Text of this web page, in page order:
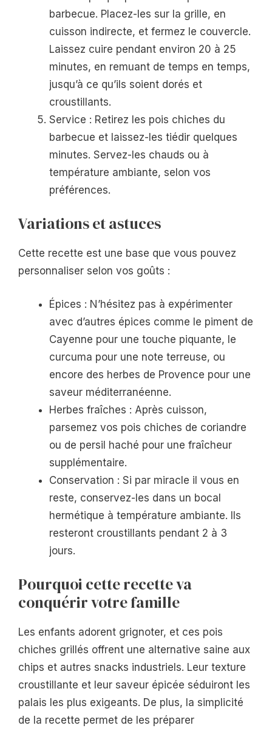
barbecue. Placez-les sur la grille, en
cuisson indirecte, et fermez le couvercle.
Laissez cuire pendant environ 20 à 25
minutes, en remuant de temps en temps,
jusqu’à ce qu’ils soient dorés et
croustillants.
Service : Retirez les pois chiches du
barbecue et laissez-les tiédir quelques
minutes. Servez-les chauds ou à
température ambiante, selon vos
préférences.
Variations et astuces
Cette recette est une base que vous pouvez
personnaliser selon vos goûts :
Épices : N’hésitez pas à expérimenter
avec d’autres épices comme le piment de
Cayenne pour une touche piquante, le
curcuma pour une note terreuse, ou
encore des herbes de Provence pour une
saveur méditerranéenne.
Herbes fraîches : Après cuisson,
parsemez vos pois chiches de coriandre
ou de persil haché pour une fraîcheur
supplémentaire.
Conservation : Si par miracle il vous en
reste, conservez-les dans un bocal
hermétique à température ambiante. Ils
resteront croustillants pendant 2 à 3
jours.
Pourquoi cette recette va
conquérir votre famille
Les enfants adorent grignoter, et ces pois
chiches grillés offrent une alternative saine aux
chips et autres snacks industriels. Leur texture
croustillante et leur saveur épicée séduiront les
palais les plus exigeants. De plus, la simplicité
de la recette permet de les préparer